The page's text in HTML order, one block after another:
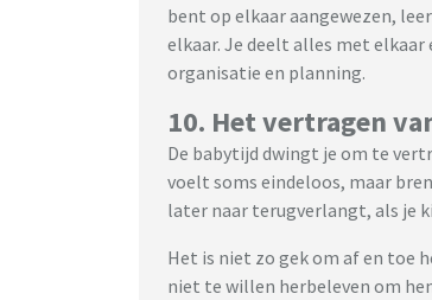
bent op elkaar aangewezen,
elkaar. Je deelt alles met
organisatie en planning.
10. Het vertragen
De babytijd dwingt je om te
voelt soms eindeloos, maar
later naar terugverlangt, als je
Het is niet zo gek om af en toe
niet te willen herbeleven om